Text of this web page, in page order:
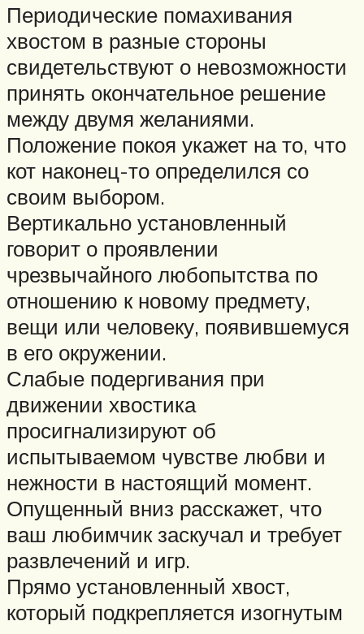
Периодические помахивания
хвостом в разные стороны
свидетельствуют о невозможности
принять окончательное решение
между двумя желаниями.
Положение покоя укажет на то, что
кот наконец-то определился со
своим выбором.
Вертикально установленный
говорит о проявлении
чрезвычайного любопытства по
отношению к новому предмету,
вещи или человеку, появившемуся
в его окружении.
Слабые подергивания при
движении хвостика
просигнализируют об
испытываемом чувстве любви и
нежности в настоящий момент.
Опущенный вниз расскажет, что
ваш любимчик заскучал и требует
развлечений и игр.
Прямо установленный хвост,
который подкрепляется изогнутым